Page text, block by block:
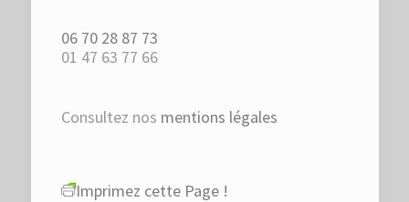
06 70 28 87 73
01 47 63 77 66
Consultez nos mentions légales
Imprimez cette Page !